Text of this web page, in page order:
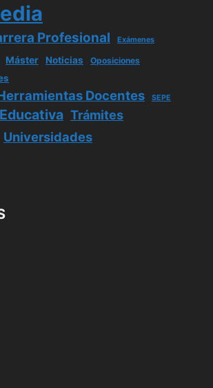
Profesional Exámenes
Máster Noticias Oposiciones
Docentes SEPE
Trámites
Universidades